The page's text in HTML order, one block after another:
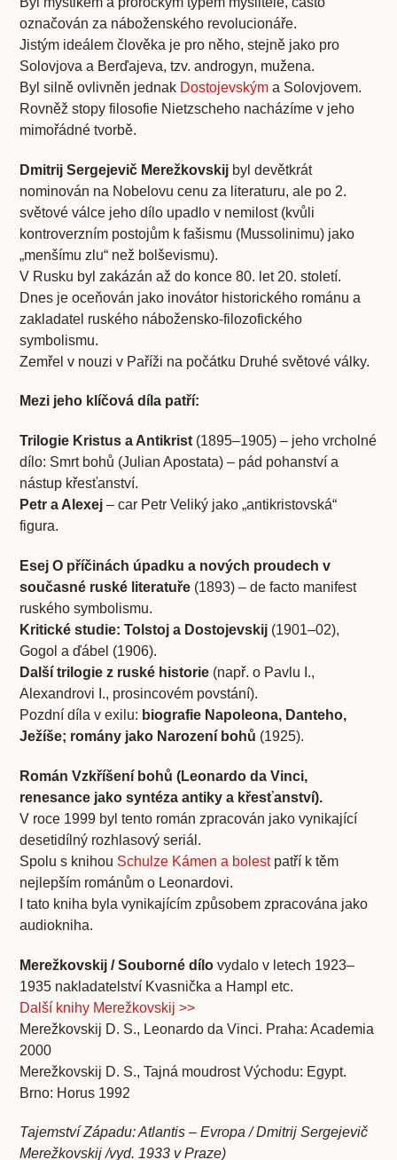
označován za náboženského revolucionáře.
Jistým ideálem člověka je pro něho, stejně jako pro
Solovjova a Berďajeva, tzv. androgyn, mužena.
Byl silně ovlivněn jednak Dostojevským a Solovjovem.
Rovněž stopy filosofie Nietzscheho nacházíme v jeho
mimořádné tvorbě.
Dmitrij Sergejevič Merežkovskij byl devětkrát
nominován na Nobelovu cenu za literaturu, ale po 2.
světové válce jeho dílo upadlo v nemilost (kvůli
kontroverzním postojům k fašismu (Mussolinimu) jako
„menšímu zlu“ než bolševismu).
V Rusku byl zakázán až do konce 80. let 20. století.
Dnes je oceňován jako inovátor historického románu a
zakladatel ruského nábožensko-filozofického
symbolismu.
Zemřel v nouzi v Paříži na počátku Druhé světové války.
Mezi jeho klíčová díla patří:
Trilogie Kristus a Antikrist (1895–1905) – jeho vrcholné
dílo: Smrt bohů (Julian Apostata) – pád pohanství a
nástup křesťanství.
Petr a Alexej – car Petr Veliký jako „antikristovská“
figura.
Esej O příčinách úpadku a nových proudech v
současné ruské literatuře (1893) – de facto manifest
ruského symbolismu.
Kritické studie: Tolstoj a Dostojevskij (1901–02),
Gogol a ďábel (1906).
Další trilogie z ruské historie (např. o Pavlu I.,
Alexandrovi I., prosincovém povstání).
Pozdní díla v exilu: biografie Napoleona, Danteho,
Ježíše; romány jako Narození bohů (1925).
Román Vzkříšení bohů (Leonardo da Vinci,
renesance jako syntéza antiky a křesťanství).
V roce 1999 byl tento román zpracován jako vynikající
desetidílný rozhlasový seriál.
Spolu s knihou Schulze Kámen a bolestpatří k těm
nejlepším románům o Leonardovi.
I tato kniha byla vynikajícím způsobem zpracována jako
audiokniha.
Merežkovskij / Souborné dílo vydalo v letech 1923–
1935 nakladatelství Kvasnička a Hampl etc.
Další knihy Merežkovskij >>
Merežkovskij D. S., Leonardo da Vinci. Praha: Academia
2000
Merežkovskij D. S., Tajná moudrost Východu: Egypt.
Brno: Horus 1992
Tajemství Západu: Atlantis – Evropa / Dmitrij Sergejevič
Merežkovskij /vyd. 1933 v Praze)